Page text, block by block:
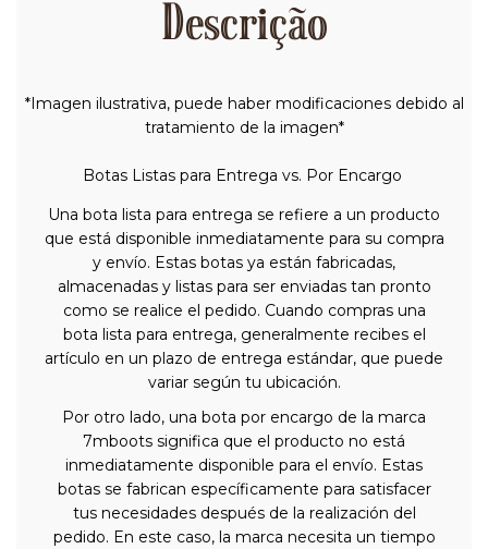
Descrição
*Imagen ilustrativa, puede haber modificaciones debido al
tratamiento de la imagen*
Botas Listas para Entrega vs. Por Encargo
Una bota lista para entrega se refiere a un producto
que está disponible inmediatamente para su compra
y envío. Estas botas ya están fabricadas,
almacenadas y listas para ser enviadas tan pronto
como se realice el pedido. Cuando compras una
bota lista para entrega, generalmente recibes el
artículo en un plazo de entrega estándar, que puede
variar según tu ubicación.
Por otro lado, una bota por encargo de la marca
7mboots significa que el producto no está
inmediatamente disponible para el envío. Estas
botas se fabrican específicamente para satisfacer
tus necesidades después de la realización del
pedido. En este caso, la marca necesita un tiempo